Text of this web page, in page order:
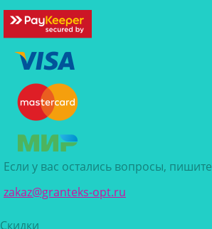
Если у вас остались вопросы, пишите
zakaz@granteks-opt.ru
Скидки